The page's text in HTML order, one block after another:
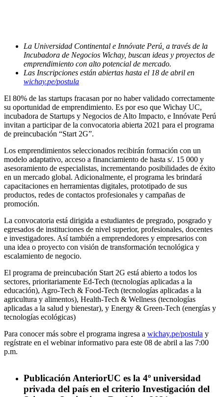
La Universidad Continental e Innóvate Perú, a través de la
Incubadora de Negocios Wichay, buscan ideas y proyectos de
emprendimiento con alto potencial de mercado.
Las Inscripciones están abiertas hasta el 18 de abril en
wichay.pe/postula
El 80% de las startups fracasan por no haber validado correctamente
su oportunidad de emprendimiento. Es por eso que Wichay UC,
incubadora de Startups y Negocios de Alto Impacto, e Innóvate Perú
invitan a participar de la convocatoria abierta 2021 para el programa
de preincubación “Start 2G”.
Los emprendimientos seleccionados recibirán formación con un
modelo adaptativo, acceso a financiamiento de hasta s/. 15 000 y
asesoramiento de especialistas, incrementando posibilidades de éxito
en un mercado global. Adicionalmente, el programa les brindará
capacitaciones en herramientas digitales, prototipado de sus
productos, redes de contactos profesionales y campañas de
promoción.
La convocatoria está dirigida a estudiantes de pregrado, posgrado y
egresados de instituciones de nivel superior, profesionales, docentes
e investigadores. Así también a emprendedores y empresarios con
una idea o proyecto con visión de transformación tecnológica y
escalamiento de negocio.
El programa de preincubación Start 2G está abierto a todos los
sectores, prioritariamente Ed-Tech (tecnologías aplicadas a la
educación), Agro-Tech & Food-Tech (tecnologías aplicadas a la
agricultura y alimentos), Health-Tech & Wellness (tecnologías
aplicadas a la salud y bienestar), y Energy & Green-Tech (energías y
tecnologías ecológicas)
Para conocer más sobre el programa ingresa a wichay.pe/postula y
regístrate en el webinar informativo para este 08 de abril a las 7:00
p.m.
Publicación AnteriorUC es la 4º universidad
privada del país en el criterio Investigación del